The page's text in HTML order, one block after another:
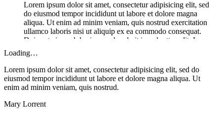
Lorem ipsum dolor sit amet, consectetur adipisicing elit, sed
do eiusmod tempor incididunt ut labore et dolore magna
aliqua. Ut enim ad minim veniam, quis nostrud exercitation
ullamco laboris nisi ut aliquip ex ea commodo consequat.
Duis aute irure dolor in reprehenderit in voluptte velit. Lorem
Loading…
Lorem ipsum dolor sit amet, consectetur adipisicing elit, sed do
eiusmod tempor incididunt ut labore et dolore magna aliqua. Ut
enim ad minim veniam, quis nostrud.
Mary Lorrent